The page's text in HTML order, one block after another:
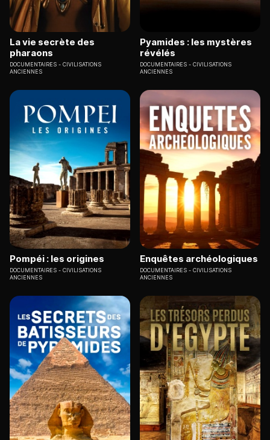
La vie secrète des
pharaons
DOCUMENTAIRES
CIVILISATIONS
ANCIENNES
Pyamides : les mystères
révélés
DOCUMENTAIRES
CIVILISATIONS
ANCIENNES
Pompéi : les origines
DOCUMENTAIRES
CIVILISATIONS
ANCIENNES
Enquêtes archéologiques
DOCUMENTAIRES
CIVILISATIONS
ANCIENNES